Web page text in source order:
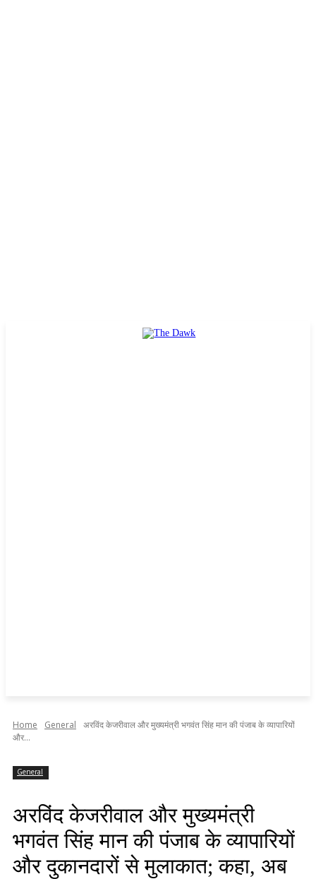
Home General
अरविंद केजरीवाल और मुख्यमंत्री भगवंत सिंह मान की पंजाब के व्यापारियों
और...
General
अरविंद केजरीवाल और मुख्यमंत्री
भगवंत सिंह मान की पंजाब के व्यापारियों
और दुकानदारों से मुलाकात; कहा, अब